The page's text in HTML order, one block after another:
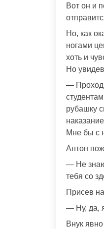
Вот он и
Но, как
ногами
хоть и
Но
—
рубашку
Мне бы с
Антон
— Не
тебя со
Присев
— Ну, да,
Внук